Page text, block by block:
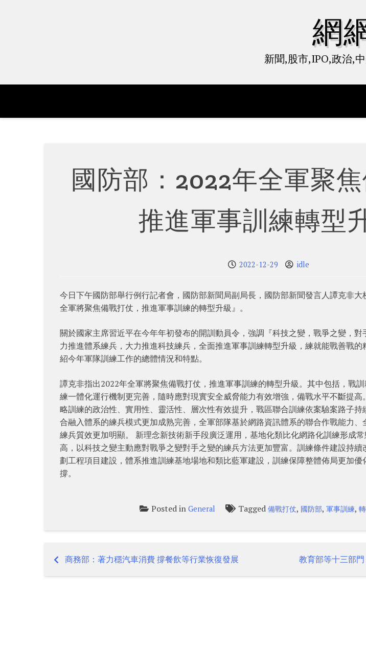
網
新聞,股市,IPO,政治,
國防部：2022年全軍聚
推進軍事訓練轉型
2022-12-29 idle
今日下午國防部舉行例行記者會，國防部新聞局副局長，國防部新聞發言人譚克非
全軍將聚焦備戰打仗，推進軍事訓練的轉型升級』。
關於國家主席習近平在今年年初發布的開訓動員令，強調『科技之變，戰爭之變，
力推進體系練兵，大力推進科技練兵，全面推進軍事訓練轉型升級，練就能戰善戰
紹今年軍隊訓練工作的總體情況和特點。
譚克非指出2022年全軍將聚焦備戰打仗，推進軍事訓練的轉型升級。其中包括，戰
練一體化運行機制更完善，隨時應對現實安全威脅能力有效增強，備戰水平不斷提
略訓練的政治性、實用性、靈活性、層次性有效提升，戰區聯合訓練依案驗案路子
合融入體系的練兵模式更加成熟完善，全軍部隊基於網路資訊體系的聯合作戰能力
練兵質效更加明顯。 新理念新技術新手段廣泛運用，基地化類比化網路化訓練形成
高，以科技之變主動應對戰爭之變對手之變的練兵方法更加豐富。訓練條件建設持
劃工程項目建設，體系推進訓練基地場地和類比藍軍建設，訓練保障整體佈局更加
撐。
Posted inGeneral Tagged備戰打仗, 國防部,軍事訓練,
Post
商務部：著力穩汽車消費 撐餐飲等行業恢復發展 教育部等十三部